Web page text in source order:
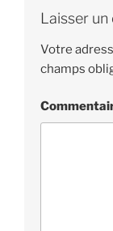
Laisser
Votre
champs